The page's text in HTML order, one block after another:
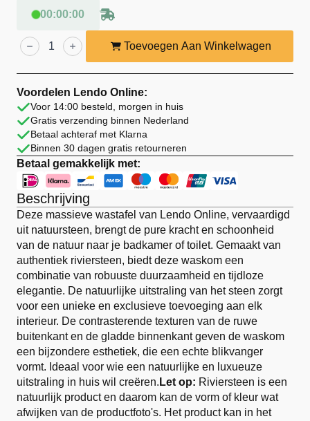
00:00:00
Lendo
Online
Waskom
53)x(34-
40)
cm
Bruin
aantal
Toevoegen Aan Winkelwagen
Voordelen Lendo Online:
Voor 14:00 besteld, morgen in huis
Gratis verzending binnen Nederland
Betaal achteraf met Klarna
Binnen 30 dagen gratis retourneren
Betaal gemakkelijk met:
Beschrijving
Deze massieve wastafel van Lendo Online, vervaardigd
uit natuursteen, brengt de pure kracht en schoonheid
van de natuur naar je badkamer of toilet. Gemaakt van
authentiek riviersteen, biedt deze waskom een
combinatie van robuuste duurzaamheid en tijdloze
elegantie. De natuurlijke uitstraling van het steen zorgt
voor een unieke en exclusieve toevoeging aan elk
interieur. De contrasterende texturen van de ruwe
buitenkant en de gladde binnenkant geven de waskom
een bijzondere esthetiek, die een echte blikvanger
vormt. Ideaal voor wie een natuurlijke en luxueuze
uitstraling in huis wil creëren. Let op: Riviersteen is een
natuurlijk product en daarom kan de vorm of kleur wat
afwijken van de productfoto's. Het product kan in het